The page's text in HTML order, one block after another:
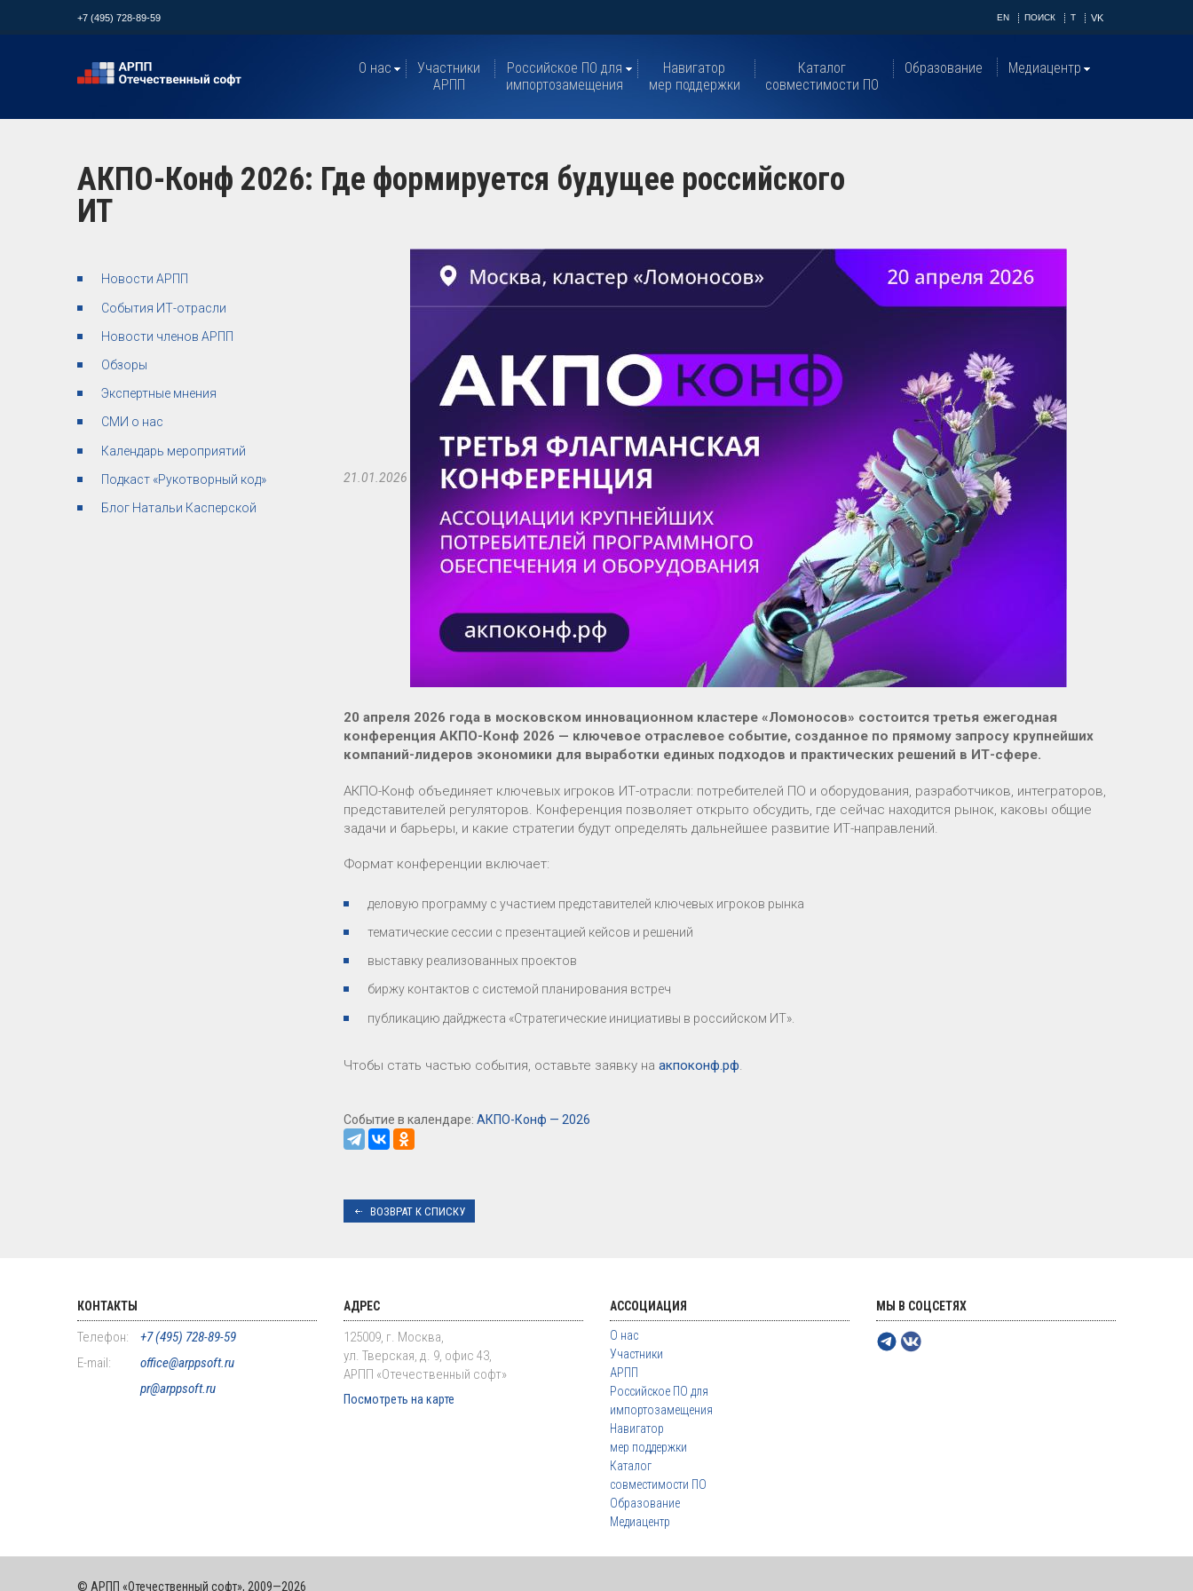
+7 (495) 728-89-59 EN ПОИСК T VK
О нас
Участники
АРПП
Российское ПО для
импортозамещения
Навигатор
мер поддержки
Каталог
совместимости ПО
Образование Медиацентр
АКПО-Конф 2026: Где формируется будущее российского
ИТ
Новости АРПП
События ИТ-отрасли
Новости членов АРПП
Обзоры
Экспертные мнения
СМИ о нас
Календарь мероприятий
Подкаст «Рукотворный код»
Блог Натальи Касперской
21.01.2026
20 апреля 2026 года в московском инновационном кластере «Ломоносов» состоится третья ежегодная
конференция АКПО-Конф 2026 — ключевое отраслевое событие, созданное по прямому запросу крупнейших
компаний-лидеров экономики для выработки единых подходов и практических решений в ИТ-сфере.
АКПО-Конф объединяет ключевых игроков ИТ-отрасли: потребителей ПО и оборудования, разработчиков, интеграторов,
представителей регуляторов. Конференция позволяет открыто обсудить, где сейчас находится рынок, каковы общие
задачи и барьеры, и какие стратегии будут определять дальнейшее развитие ИТ-направлений.
Формат конференции включает:
деловую программу с участием представителей ключевых игроков рынка
тематические сессии с презентацией кейсов и решений
выставку реализованных проектов
биржу контактов с системой планирования встреч
публикацию дайджеста «Стратегические инициативы в российском ИТ».
Чтобы стать частью события, оставьте заявку на акпоконф.рф.
Событие в календаре: АКПО-Конф — 2026
ВОЗВРАТ К СПИСКУ
КОНТАКТЫ
Телефон:
+7 (495) 728-89-59
E-mail:
office@arppsoft.ru
pr@arppsoft.ru
АДРЕС
125009, г. Москва,
ул. Тверская, д. 9, офис 43,
АРПП «Отечественный софт»
Посмотреть на карте
АССОЦИАЦИЯ
О нас
Участники
АРПП
Российское ПО для
импортозамещения
Навигатор
мер поддержки
Каталог
совместимости ПО
Образование
Медиацентр
МЫ В СОЦСЕТЯХ
© АРПП «Отечественный софт», 2009—2026